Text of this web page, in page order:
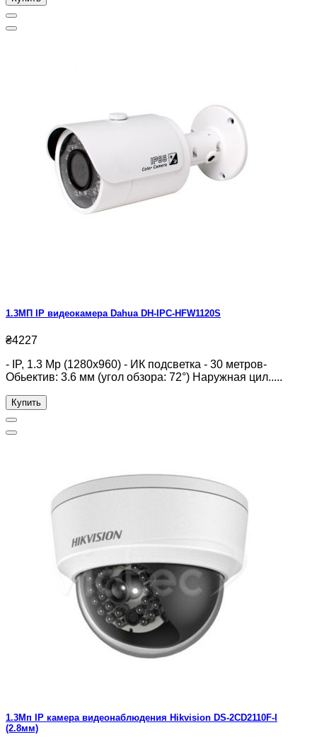
1.3МП IP видеокамера Dahua DH-IPC-HFW1120S
₴4227
- IP, 1.3 Mp (1280x960) - ИК подсветка - 30 метров-
Обьектив: 3.6 мм (угол обзора: 72°) Наружная цил.....
Купить
1.3Мп IP камера видеонаблюдения Hikvision DS-2CD2110F-I
(2.8мм)